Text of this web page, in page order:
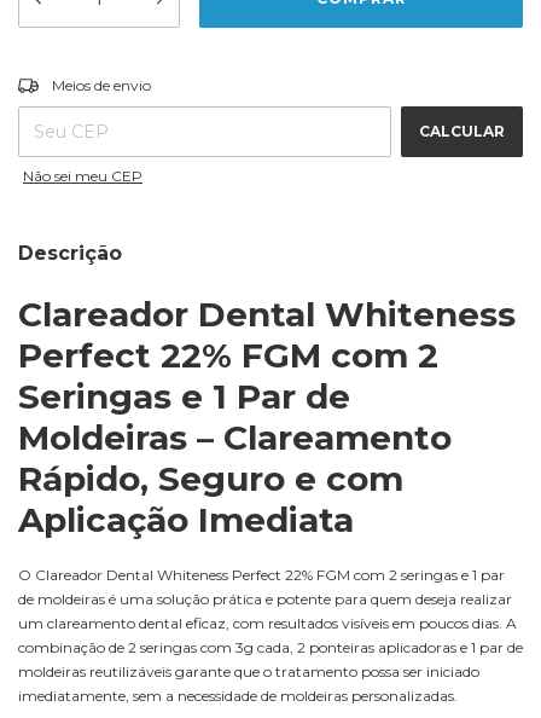
Entregas para o CEP:
Meios de envio
CALCULAR
Não sei meu CEP
Descrição
Clareador Dental Whiteness
Perfect 22% FGM com 2
Seringas e 1 Par de
Moldeiras – Clareamento
Rápido, Seguro e com
Aplicação Imediata
O Clareador Dental Whiteness Perfect 22% FGM com 2 seringas e 1 par
de moldeiras é uma solução prática e potente para quem deseja realizar
um clareamento dental eficaz, com resultados visíveis em poucos dias. A
combinação de 2 seringas com 3g cada, 2 ponteiras aplicadoras e 1 par de
moldeiras reutilizáveis garante que o tratamento possa ser iniciado
imediatamente, sem a necessidade de moldeiras personalizadas.